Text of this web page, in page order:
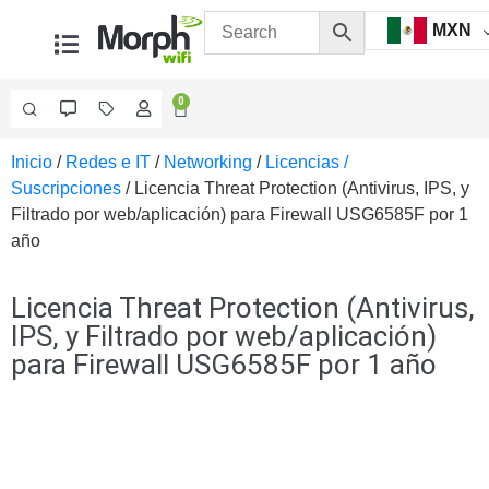
MXN
0
Videovigilancia
Accesorios
Generales
Fibra Accesorios
para
Computadora
y
Inicio / Redes e IT / Networking / Licencias /
Suscripciones / Licencia Threat Protection (Antivirus, IPS, y
Filtrado por web/aplicación) para Firewall USG6585F por 1
año
Licencia Threat Protection (Antivirus,
IPS, y Filtrado por web/aplicación)
para Firewall USG6585F por 1 año